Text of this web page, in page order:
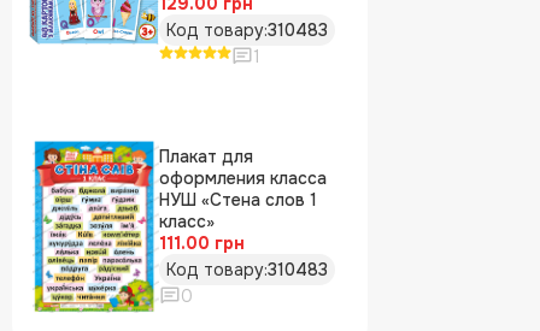
Код товару:310483
1
Плакат для
оформления класса
НУШ «Стена слов 1
класс»
111.00 грн
Код товару:310483
0